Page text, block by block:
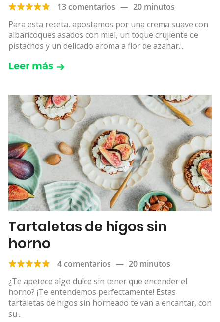
13 comentarios — 20 minutos
Para esta receta, apostamos por una crema suave con
albaricoques asados con miel, un toque crujiente de
pistachos y un delicado aroma a flor de azahar....
Leer más
Tartaletas de higos sin
horno
4 comentarios — 20 minutos
¿Te apetece algo dulce sin tener que encender el
horno? ¡Te entendemos perfectamente! Estas
tartaletas de higos sin horneado te van a encantar, con
su...